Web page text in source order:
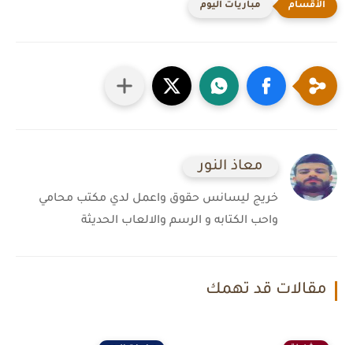
مباريات اليوم
معاذ النور
خريج ليسانس حقوق واعمل لدي مكتب محامي
واحب الكتابه و الرسم والالعاب الحديثة
مقالات قد تهمك